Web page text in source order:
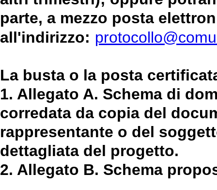
parte, a mezzo posta
all'indirizzo:
La busta o la posta
1. Allegato A. Schema di
corredata da copia del
rappresentante o del
dettagliata del progetto.
2. Allegato B. Schema